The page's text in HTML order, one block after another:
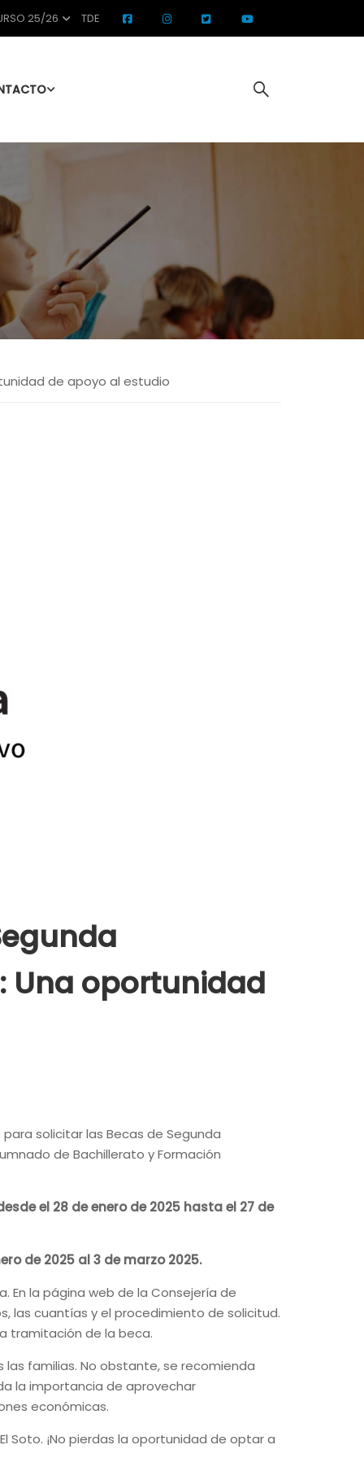
25/26 TDE
de apoyo al estudio
Una oportunidad
solicitar las Becas de Segunda
de Bachillerato y Formación
el 28 de enero de 2025 hasta el 27 de
de 2025 al 3 de marzo 2025.
En la página web de la Consejería de
las cuantías y el procedimiento de solicitud.
tramitación de la beca.
familias. No obstante, se recomienda
la importancia de aprovechar
económicas.
Soto. ¡No pierdas la oportunidad de optar a